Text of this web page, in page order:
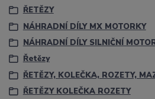
ŘETĚZY
NÁHRADNÍ DÍLY MX MOTORKY
NÁHRADNÍ DÍLY SILNIČNÍ
Řetězy
ŘETĚZY, KOLEČKA, ROZETY,
ŘETĚZY KOLEČKA ROZETY